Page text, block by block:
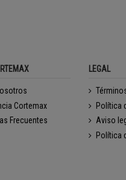
Cortemax
Frecuentes
LEGAL
Política
Aviso
Política